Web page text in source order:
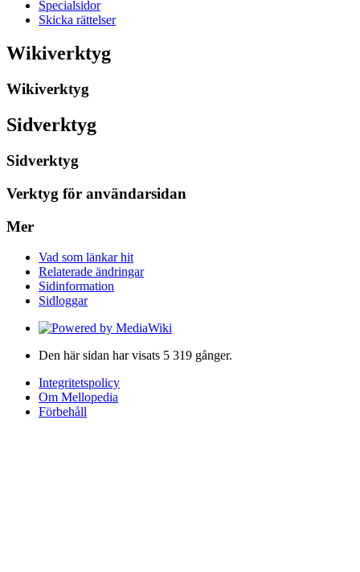
Specialsidor
Skicka rättelser
Wikiverktyg
Wikiverktyg
Sidverktyg
Sidverktyg
Verktyg för användarsidan
Mer
Vad som länkar hit
Relaterade ändringar
Sidinformation
Sidloggar
Den här sidan har visats 5 319 gånger.
Integritetspolicy
Om Mellopedia
Förbehåll